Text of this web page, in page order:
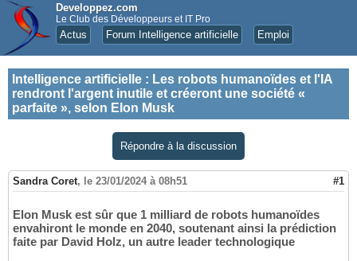
Developpez.com
Le Club des Développeurs et IT Pro
Actus Forum Intelligence artificielle Emploi
Intelligence artificielle : Les robots humanoïdes et l'IA
rendront l'argent inutile et créeront une société «
parfaite », selon Elon Musk
Répondre à la discussion
Sandra Coret, le 23/01/2024 à 08h51 #1
Elon Musk est sûr que 1 milliard de robots humanoïdes
envahiront le monde en 2040, soutenant ainsi la prédiction
faite par David Holz, un autre leader technologique